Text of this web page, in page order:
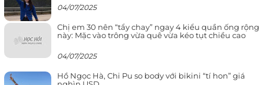
04/07/2025
Chị em 30 nên “tẩy chay” ngay 4 kiểu quần ống rộng
này: Mặc vào trông vừa quê vừa kéo tụt chiều cao
04/07/2025
Hồ Ngọc Hà, Chi Pu so body với bikini “tí hon” giá